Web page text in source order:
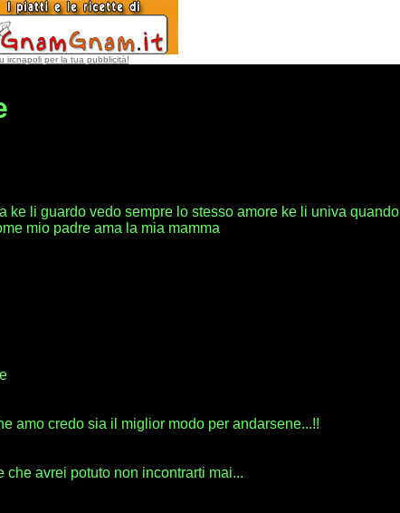
ircnapoli per la tua pubblicità!
li guardo vedo sempre lo stesso amore ke li univa quando
mio padre ama la mia mamma
amo credo sia il miglior modo per andarsene...!!
avrei potuto non incontrarti mai...